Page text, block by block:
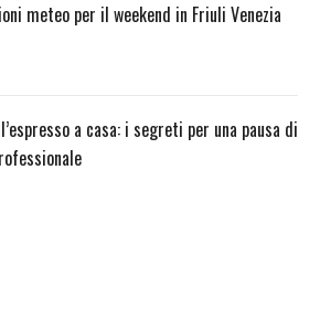
meteo per il weekend in Friuli Venezia
a casa: i segreti per una pausa di